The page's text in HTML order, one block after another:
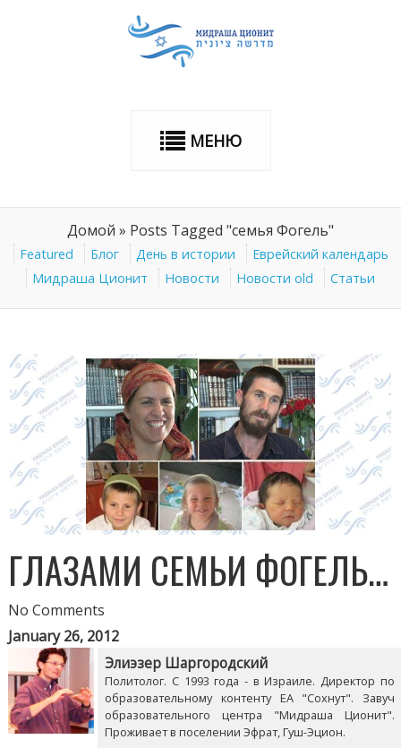
МЕНЮ
Домой » Posts Tagged "семья Фогель"
Featured Блог День в истории
Еврейский календарь
Мидраша Ционит
Новости Новости old Статьи
ГЛАЗАМИ СЕМЬИ ФОГЕЛЬ…
No Comments
January 26, 2012
Элиэзер Шаргородский
Политолог. С 1993 года - в Израиле. Директор по
образовательному контенту ЕА "Сохнут". Завуч
образовательного центра "Мидраша Ционит".
Проживает в поселении Эфрат, Гуш-Эцион.